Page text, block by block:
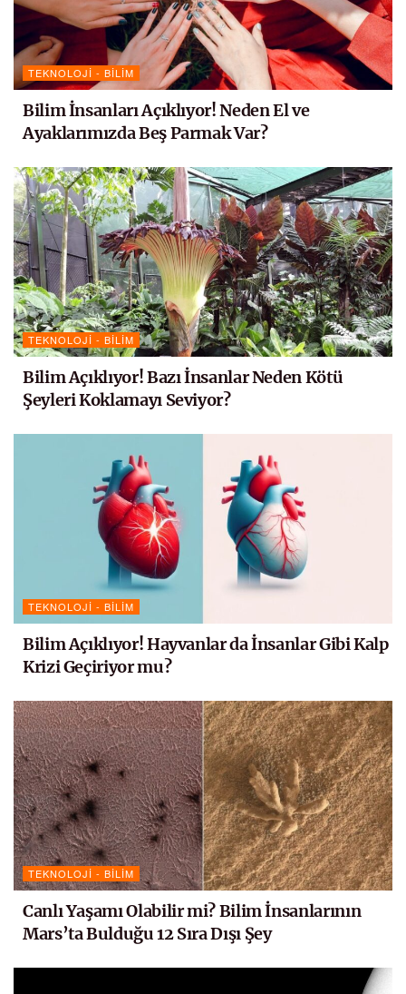
TEKNOLOJI - BILIM
Bilim İnsanları Açıklıyor! Neden El ve
Ayaklarımızda Beş Parmak Var?
TEKNOLOJI - BILIM
Bilim Açıklıyor! Bazı İnsanlar Neden Kötü
Şeyleri Koklamayı Seviyor?
TEKNOLOJI - BILIM
Bilim Açıklıyor! Hayvanlar da İnsanlar Gibi Kalp
Krizi Geçiriyor mu?
TEKNOLOJI - BILIM
Canlı Yaşamı Olabilir mi? Bilim İnsanlarının
Mars’ta Bulduğu 12 Sıra Dışı Şey